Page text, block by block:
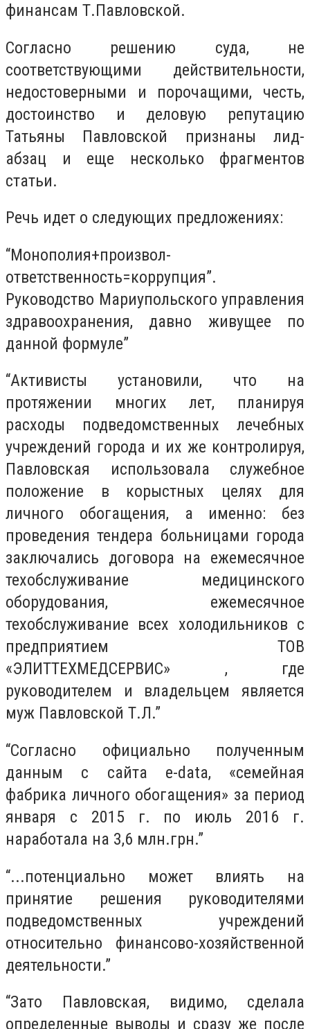
финансам Т.Павловской.
Согласно решению суда, не
соответствующими действительности,
недостоверными и порочащими, честь,
достоинство и деловую репутацию
Татьяны Павловской признаны лид-
абзац и еще несколько фрагментов
статьи.
Речь идет о следующих предложениях:
“Монополия+произвол-
ответственность=коррупция”.
Руководство Мариупольского управления
здравоохранения, давно живущее по
данной формуле”
“Активисты установили, что на
протяжении многих лет, планируя
расходы подведомственных лечебных
учреждений города и их же контролируя,
Павловская использовала служебное
положение в корыстных целях для
личного обогащения, а именно: без
проведения тендера больницами города
заключались договора на ежемесячное
техобслуживание медицинского
оборудования, ежемесячное
техобслуживание всех холодильников с
предприятием ТОВ
«ЭЛИТТЕХМЕДСЕРВИС» , где
руководителем и владельцем является
муж Павловской Т.Л.”
“Согласно официально полученным
данным с сайта e-data, «семейная
фабрика личного обогащения» за период
января с 2015 г. по июль 2016 г.
наработала на 3,6 млн.грн.”
“...потенциально может влиять на
принятие решения руководителями
подведомственных учреждений
относительно финансово-хозяйственной
деятельности.”
“Зато Павловская, видимо, сделала
определенные выводы и сразу же после